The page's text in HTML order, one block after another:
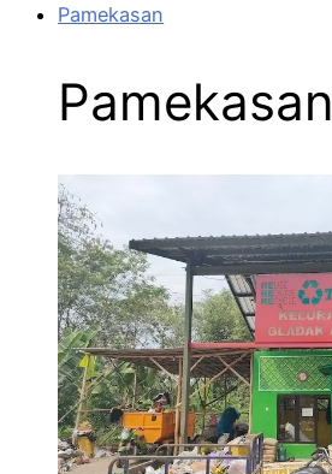
Pamekasan
Pamekasan